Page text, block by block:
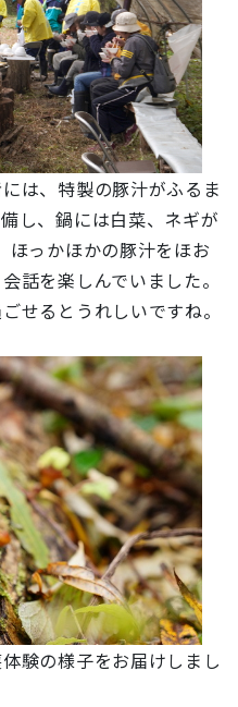
は、特製の豚汁がふるま
し、鍋には白菜、ネギが
っかほかの豚汁をほお
話を楽しんでいました。
せるとうれしいですね。
験の様子をお届けしまし